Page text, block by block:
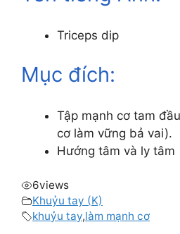
Triceps dip
Mục đích:
Tập mạnh cơ tam
cơ làm vững bả vai).
Hướng tâm và ly tâm
6views
Khuỷu tay (K)
khuỷu tay,làm mạnh cơ